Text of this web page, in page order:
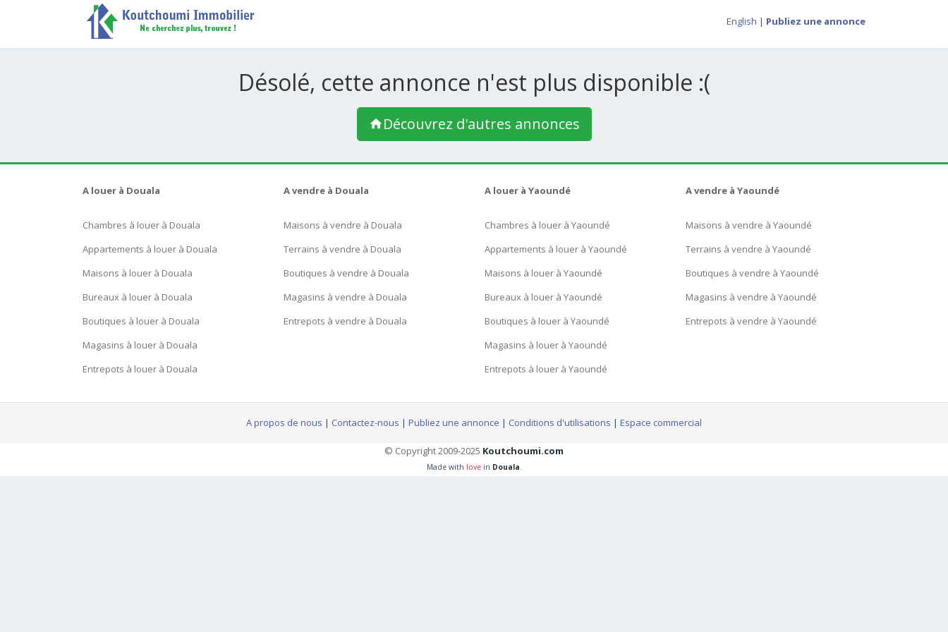
English | Publiez une annonce
Désolé, cette annonce n'est plus disponible :(
Découvrez d'autres annonces
A louer à Douala
Chambres à louer à Douala
Appartements à louer à Douala
Maisons à louer à Douala
Bureaux à louer à Douala
Boutiques à louer à Douala
Magasins à louer à Douala
Entrepots à louer à Douala
A vendre à Douala
Maisons à vendre à Douala
Terrains à vendre à Douala
Boutiques à vendre à Douala
Magasins à vendre à Douala
Entrepots à vendre à Douala
A louer à Yaoundé
Chambres à louer à Yaoundé
Appartements à louer à Yaoundé
Maisons à louer à Yaoundé
Bureaux à louer à Yaoundé
Boutiques à louer à Yaoundé
Magasins à louer à Yaoundé
Entrepots à louer à Yaoundé
A vendre à Yaoundé
Maisons à vendre à Yaoundé
Terrains à vendre à Yaoundé
Boutiques à vendre à Yaoundé
Magasins à vendre à Yaoundé
Entrepots à vendre à Yaoundé
A propos de nous | Contactez-nous | Publiez une annonce | Conditions d'utilisations | Espace commercial
© Copyright 2009-2025 Koutchoumi.com
Made with lovein Douala.